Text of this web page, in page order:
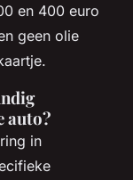
en 400 euro
geen olie
auto?
in